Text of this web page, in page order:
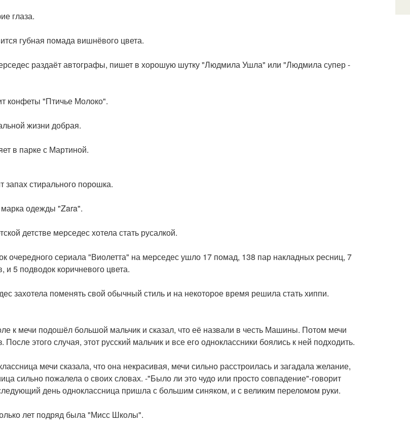
глаза.
губная помада вишнёвого цвета.
раздаёт автографы, пишет в хорошую шутку "Людмила Ушла" или "Людмила супер -
конфеты "Птичье Молоко".
жизни добрая.
в парке с Мартиной.
запах стирального порошка.
одежды "Zara".
детстве мерседес хотела стать русалкой.
очередного сериала "Виолетта" на мерседес ушло 17 помад, 138 пар накладных ресниц, 7
и 5 подводок коричневого цвета.
захотела поменять свой обычный стиль и на некоторое время решила стать хиппи.
к мечи подошёл большой мальчик и сказал, что её назвали в честь Машины. Потом мечи
После этого случая, этот русский мальчик и все его одноклассники боялись к ней подходить.
мечи сказала, что она некрасивая, мечи сильно расстроилась и загадала желание,
сильно пожалела о своих словах. -"Было ли это чудо или просто совпадение"-говорит
день одноклассница пришла с большим синяком, и с великим переломом руки.
лет подряд была "Мисс Школы".